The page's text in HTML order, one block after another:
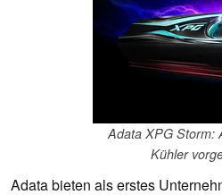
Adata XPG Storm:
Kühler
Adata bieten als erstes